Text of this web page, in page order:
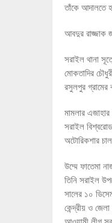
তাঁকে আদালতে
আবদুর রাজ্জাক
সরাইল থানা
মোকতাদির
রসুলপুর গ্রামের
মামলার
সরাইল
অটোরিকশার
উম্মে ফাতেমা
তিনি সরাইল
সালের ১০
কেন্দ্রীয় ও